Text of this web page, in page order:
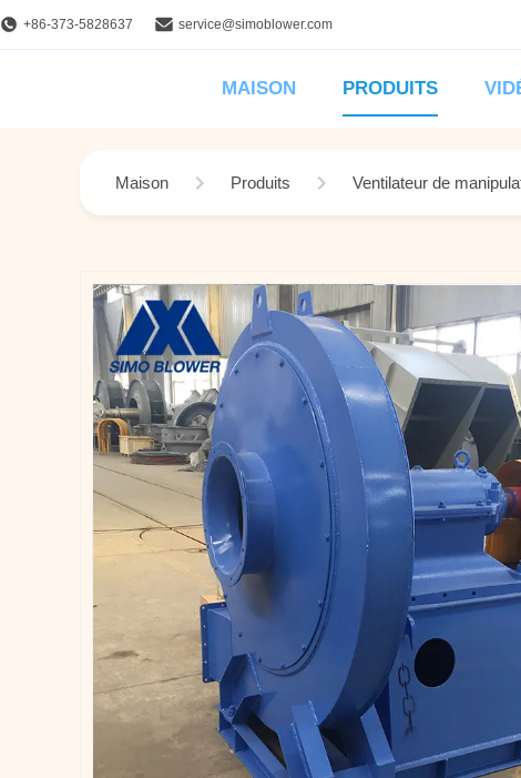
+86-373-5828637 service@simoblower.com
MAISON PRODUITS
Maison Produits Ventilateur de